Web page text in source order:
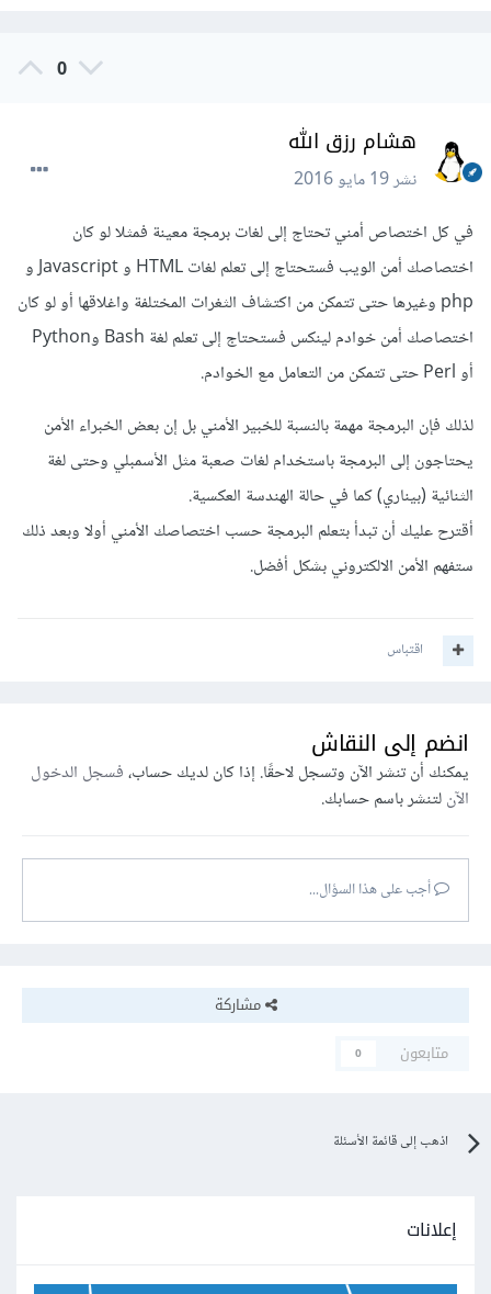
0
هشام رزق الله
نشر19 مايو 2016
في كل اختصاص أمني تحتاج إلى لغات برمجة معينة فمثلا لو كان
اختصاصك أمن الويب فستحتاج إلى تعلم لغات HTML و Javascript و
php وغيرها حتى تتمكن من اكتشاف الثغرات المختلفة واغلاقها أو لو كان
اختصاصك أمن خوادم لينكس فستحتاج إلى تعلم لغة Bash وPython
أو Perl حتى تتمكن من التعامل مع الخوادم.
لذلك فإن البرمجة مهمة بالنسبة للخبير الأمني بل إن بعض الخبراء الأمن
يحتاجون إلى البرمجة باستخدام لغات صعبة مثل الأسمبلي وحتى لغة
الثنائية (بيناري) كما في حالة الهندسة العكسية.
أقترح عليك أن تبدأ بتعلم البرمجة حسب اختصاصك الأمني أولا وبعد ذلك
ستفهم الأمن الالكتروني بشكل أفضل.
اقتباس
انضم إلى النقاش
يمكنك أن تنشر الآن وتسجل لاحقًا. إذا كان لديك حساب،فسجل الدخول
الآنلتنشر باسم حسابك.
أجب على هذا السؤال...
مشاركة
متابعون
0
اذهب إلى قائمة الأسئلة
إعلانات